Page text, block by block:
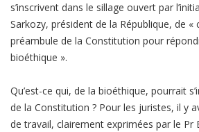
s’inscrivent dans le sillage ouvert par
Sarkozy, président de la République, de «
préambule de la Constitution pour
bioéthique ».
Qu’est-ce qui, de la bioéthique, pourrait
de la Constitution ? Pour les juristes, il y
de travail, clairement exprimées par le Pr